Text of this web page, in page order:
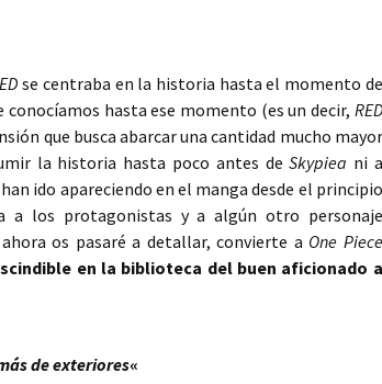
se centraba en la historia hasta el momento de
hasta ese momento (es un decir, RED
que busca abarcar una cantidad mucho mayor
la historia hasta poco antes deSkypiea ni a
ido apareciendo en el manga desde el principio
los protagonistas y a algún otro personaje
os pasaré a detallar, convierte a One Piece
en la biblioteca del buen aficionado a
de exteriores«